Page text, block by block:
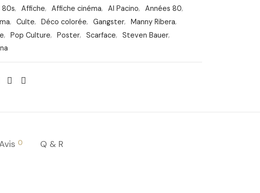
80s, Affiche, Affiche cinéma, Al Pacino, Années 80,
, Culte, Déco colorée, Gangster, Manny Ribera,
, Pop Culture, Poster, Scarface, Steven Bauer,
0 Q & R